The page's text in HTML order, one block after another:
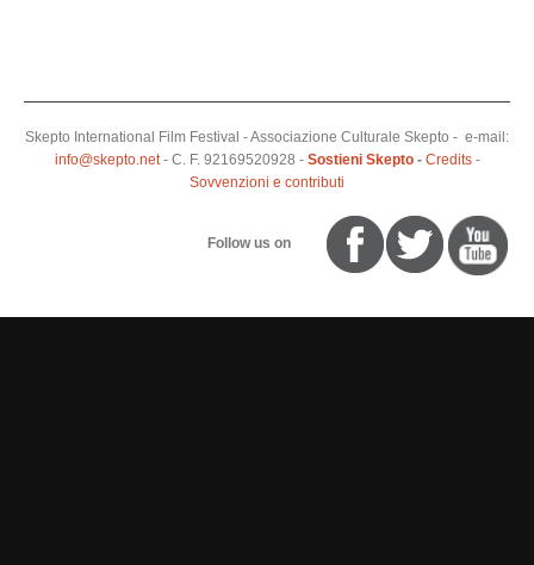
Skepto International Film Festival - Associazione Culturale Skepto - e-mail:
info@skepto.net- C. F. 92169520928 - Sostieni Skepto- Credits-
Sovvenzioni e contributi
Follow us on